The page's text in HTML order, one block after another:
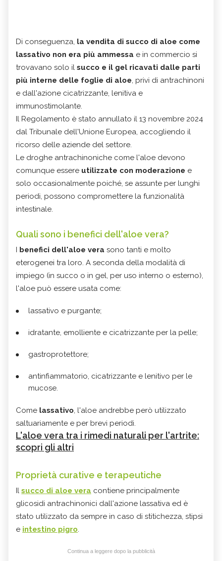
Di conseguenza, la vendita di succo di aloe come
lassativo non era più ammessa e in commercio si
trovavano solo il succo e il gel ricavati dalle parti
più interne delle foglie di aloe, privi di antrachinoni
e dall'azione cicatrizzante, lenitiva e
immunostimolante.
Il Regolamento è stato annullato il 13 novembre 2024
dal Tribunale dell'Unione Europea, accogliendo il
ricorso delle aziende del settore.
Le droghe antrachinoniche come l'aloe devono
comunque essere utilizzate con moderazione e
solo occasionalmente poiché, se assunte per lunghi
periodi, possono compromettere la funzionalità
intestinale.
Quali sono i benefici dell'aloe vera?
I benefici dell'aloe vera sono tanti e molto
eterogenei tra loro. A seconda della modalità di
impiego (in succo o in gel, per uso interno o esterno),
l'aloe può essere usata come:
lassativo e purgante;
idratante, emolliente e cicatrizzante per la pelle;
gastroprotettore;
antinfiammatorio, cicatrizzante e lenitivo per le
mucose.
Come lassativo, l'aloe andrebbe però utilizzato
saltuariamente e per brevi periodi.
L'aloe vera tra i rimedi naturali per l'artrite:
scopri gli altri
Proprietà curative e terapeutiche
Il succo di aloe vera contiene principalmente
glicosidi antrachinonici dall'azione lassativa ed è
stato utilizzato da sempre in caso di stitichezza, stipsi
e intestino pigro.
Continua a leggere dopo la pubblicità